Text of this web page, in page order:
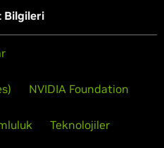
Bilgileri
NVIDIA Foundation
Teknolojiler